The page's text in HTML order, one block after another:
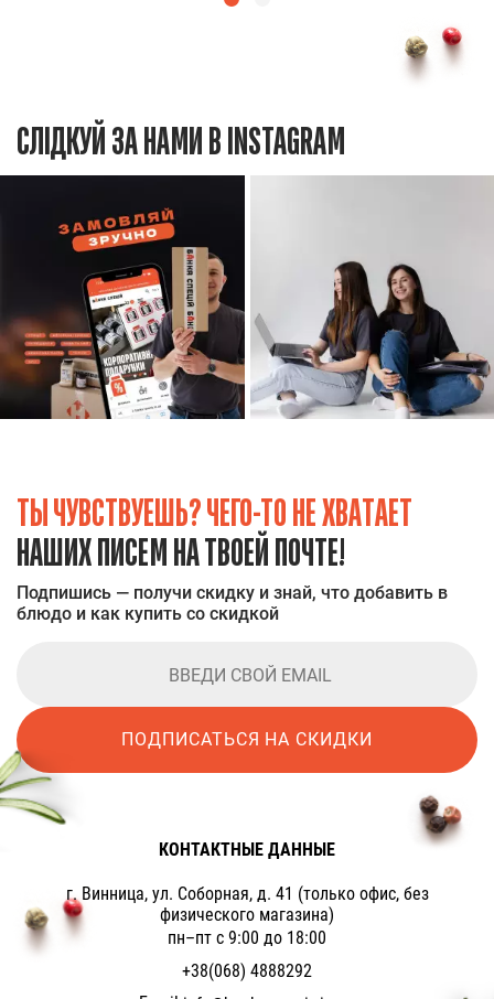
СЛІДКУЙ ЗА НАМИ В INSTAGRAM
ТЫ ЧУВСТВУЕШЬ? ЧЕГО-ТО НЕ ХВАТАЕТ
НАШИХ ПИСЕМ НА ТВОЕЙ ПОЧТЕ!
Подпишись — получи скидку и знай, что добавить в
блюдо и как купить со скидкой
ПОДПИСАТЬСЯ НА СКИДКИ
КОНТАКТНЫЕ ДАННЫЕ
г. Винница, ул. Соборная, д. 41 (только офис, без
физического магазина)
пн–пт с 9:00 до 18:00
+38(068) 4888292